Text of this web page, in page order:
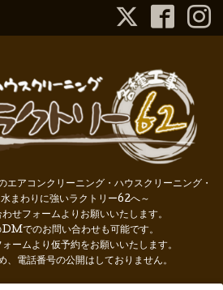
エアコンクリーニング・ハウスクリーニング・
まわりに強いラクトリー62へ～
せフォームよりお願いいたします。
でのお問い合わせも可能です。
ームより仮予約をお願いいたします。
電話番号の公開はしておりません。